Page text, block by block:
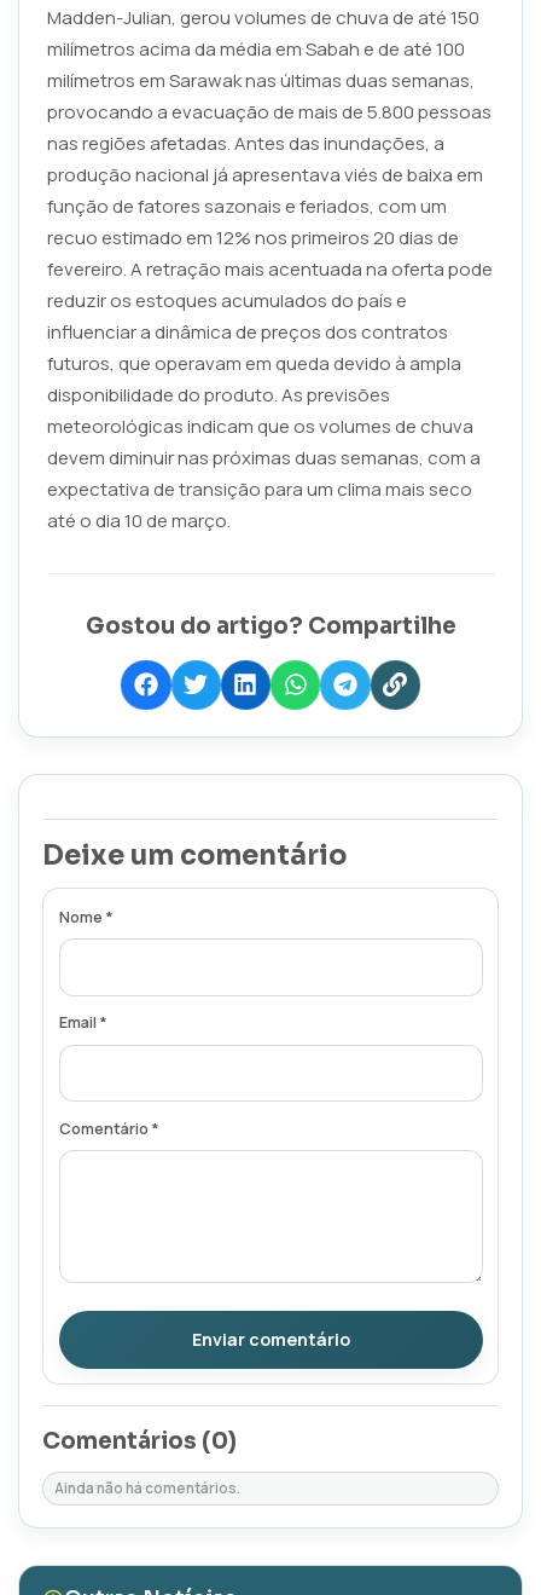
Madden-Julian, gerou volumes de chuva de até 150
milímetros acima da média em Sabah e de até 100
milímetros em Sarawak nas últimas duas semanas,
provocando a evacuação de mais de 5.800 pessoas
nas regiões afetadas. Antes das inundações, a
produção nacional já apresentava viés de baixa em
função de fatores sazonais e feriados, com um
recuo estimado em 12% nos primeiros 20 dias de
fevereiro. A retração mais acentuada na oferta pode
reduzir os estoques acumulados do país e
influenciar a dinâmica de preços dos contratos
futuros, que operavam em queda devido à ampla
disponibilidade do produto. As previsões
meteorológicas indicam que os volumes de chuva
devem diminuir nas próximas duas semanas, com a
expectativa de transição para um clima mais seco
até o dia 10 de março.
Gostou do artigo? Compartilhe
Deixe um comentário
Nome *
Email *
Comentário *
Enviar comentário
Comentários (0)
Ainda não há comentários.